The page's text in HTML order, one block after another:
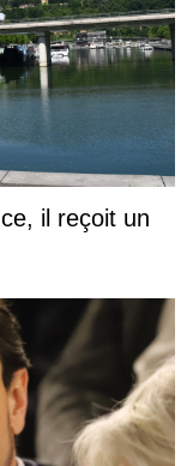
il reçoit un